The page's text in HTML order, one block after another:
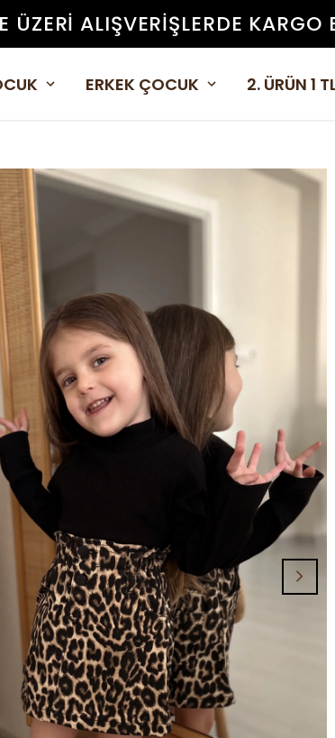
ÜZERI ALIŞVERIŞLERDE KARGO
ERKEK ÇOCUK 2. ÜRÜN 1